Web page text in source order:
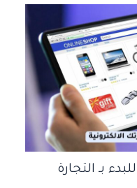
بـ التجارة